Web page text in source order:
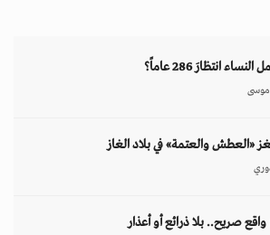
انتظارَ 286 عاماً؟
موسى
«العطش والعتمة» في بلاد الغاز
واقع صريح.. بلا ذرائع أو أعذار